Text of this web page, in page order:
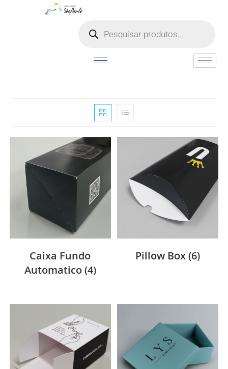
Caixa Fundo
Automatico(4)
Pillow Box(6)